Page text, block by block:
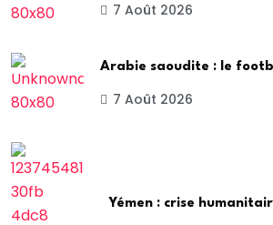
7 Août 2026
Arabie saoudite : le
7 Août 2026
Yémen : crise